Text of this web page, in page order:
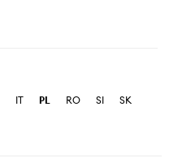
IT PL RO SI
SK